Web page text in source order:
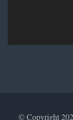
© Copyright